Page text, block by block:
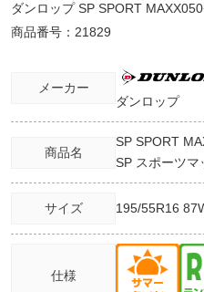
ダンロップ SP SPORT
商品番号： 21829
メーカー
ダンロップ
商品名
SP SPORT
SP スポーツマ
サイズ 195/55R16
仕様